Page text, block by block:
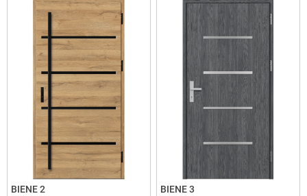
BIENE 2 BIENE 3